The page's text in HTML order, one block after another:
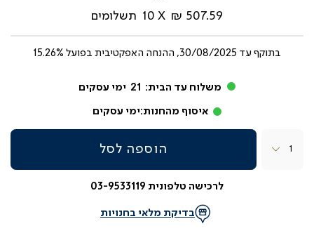
507.59 ₪
10 תשלומים
בתוקף עד 30/08/2025, ההנחה האפקטיבית בפועל 15.26%
משלוח עד הבית: 21 ימי עסקים
איסוף מהחנות:ימי עסקים
הוספה לסל
לרכישה טלפונית 03-9533119
בדיקת מלאי בחנויות